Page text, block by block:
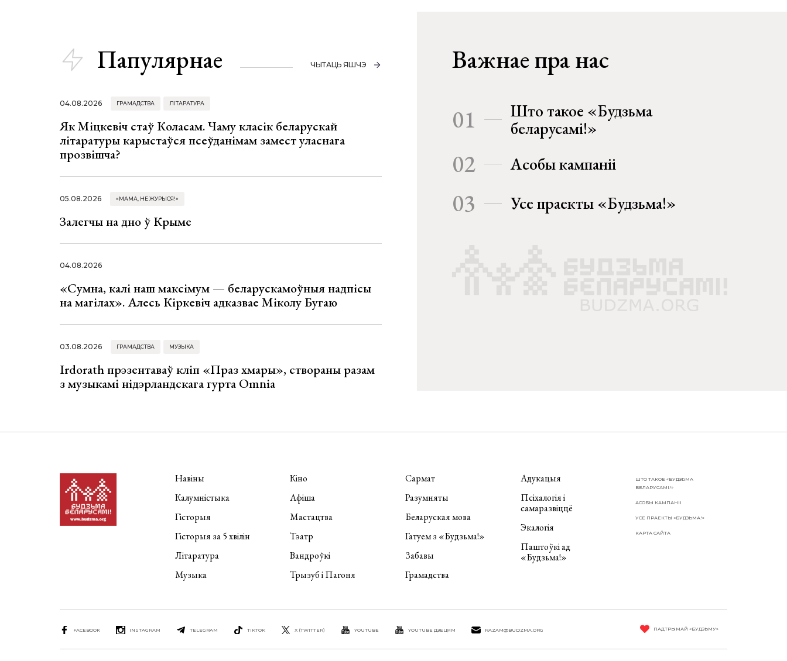
Папулярнае ЧЫТАЦЬ ЯШЧЭ
04.08.2026 ГРАМАДСТВА ЛІТАРАТУРА
Як Міцкевіч стаў Коласам. Чаму класік беларускай
літаратуры карыстаўся псеўданімам замест уласнага
прозвішча?
05.08.2026 «МАМА, НЕ ЖУРЫСЯ!»
Залегчы на дно ў Крыме
04.08.2026
«Сумна, калі наш максімум — беларускамоўныя надпісы
на магілах». Алесь Кіркевіч адказвае Міколу Бугаю
03.08.2026 ГРАМАДСТВА МУЗЫКА
Irdorath прэзентаваў кліп «Праз хмары», створаны разам
з музыкамі нідэрландскага гурта Omnia
Важнае пра нас
01
Што такое «Будзьма
беларусамі!»
02 Асобы кампаніі
03 Усе праекты «Будзьма!»
Навіны
Калумністыка
Гісторыя
Гісторыя за 5 хвілін
Літаратура
Музыка
Кіно
Афіша
Мастацтва
Тэатр
Вандроўкі
Трызуб і Пагоня
Сармат
Разумняты
Беларуская мова
Гатуем з «Будзьма!»
Забавы
Грамадства
Адукацыя
Псіхалогія і
самаразвіццё
Экалогія
Паштоўкі ад
«Будзьма!»
ШТО ТАКОЕ «БУДЗЬМА
БЕЛАРУСАМІ!»
АСОБЫ КАМПАНІІ
УСЕ ПРАЕКТЫ «БУДЗЬМА!»
КАРТА САЙТА
FACEBOOK INSTAGRAM TELEGRAM TIKTOK X (TWITTER) YOUTUBE YOUTUBE ДЗЕЦЯМ RAZAM@BUDZMA.ORG ПАДТРЫМАЙ «БУДЗЬМУ»